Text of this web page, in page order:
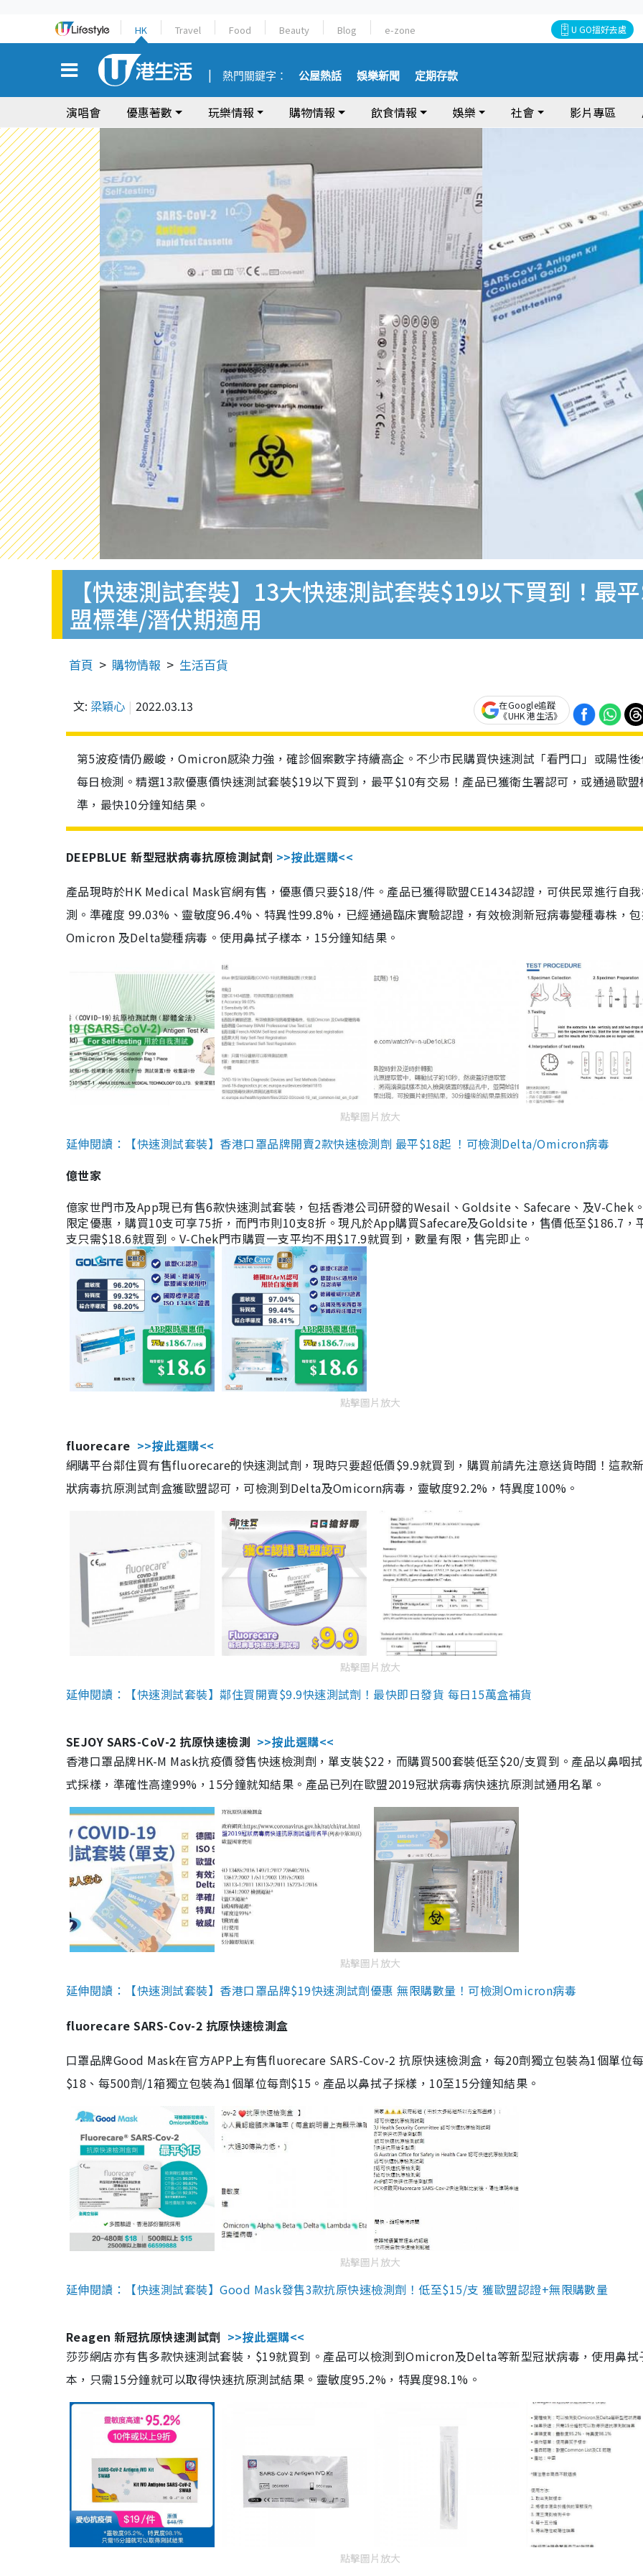
HK Travel Food Beauty Blog e-zone U GO搵好去處
熱門關鍵字： 公屋熱話 娛樂新聞 定期存款
演唱會 優惠著數 玩樂情報 購物情報 飲食情報 娛樂 社會 影片專區
【快速測試套裝】13大快速測試套裝$19以下買到！最
盟標準/潛伏期適用
首頁 購物情報 生活百貨
文: 梁穎心 2022.03.13
在Google追蹤
《UHK 港生活》
第5波疫情仍嚴峻，Omicron感染力強，確診個案數字持續高企。不少市民購買快速測試「看門口」或陽性
每日檢測。精選13款優惠價快速測試套裝$19以下買到，最平$10有交易！產品已獲衛生署認可，或通過歐盟
準，最快10分鐘知結果。
DEEPBLUE 新型冠狀病毒抗原檢測試劑 >>按此選購<<
產品現時於HK Medical Mask官網有售，優惠價只要$18/件。產品已獲得歐盟CE1434認證，可供民眾進行自
測。準確度 99.03%、靈敏度96.4%、特異性99.8%，已經通過臨床實驗認證，有效檢測新冠病毒變種毒株，
Omicron 及Delta變種病毒。使用鼻拭子樣本，15分鐘知結果。
點擊圖片放大
延伸閱讀：【快速測試套裝】香港口罩品牌開賣2款快速檢測劑 最平$18起 ！可檢測Delta/Omicron病毒
億世家
億家世門市及App現已有售6款快速測試套裝，包括香港公司研發的Wesail、Goldsite、Safecare、及V-Chek
限定優惠，購買10支可享75折，而門市則10支8折。現凡於App購買Safecare及Goldsite，售價低至$186.7，
支只需$18.6就買到。V-Chek門市購買一支平均不用$17.9就買到，數量有限，售完即止。
點擊圖片放大
fluorecare >>按此選購<<
網購平台鄰住買有售fluorecare的快速測試劑，現時只要超低價$9.9就買到，購買前請先注意送貨時間！這款
狀病毒抗原測試劑盒獲歐盟認可，可檢測到Delta及Omicorn病毒，靈敏度92.2%，特異度100%。
點擊圖片放大
延伸閱讀：【快速測試套裝】鄰住買開賣$9.9快速測試劑！最快即日發貨 每日15萬盒補貨
SEJOY SARS-CoV-2 抗原快速檢測 >>按此選購<<
香港口罩品牌HK-M Mask抗疫價發售快速檢測劑，單支裝$22，而購買500套裝低至$20/支買到。產品以鼻咽
式採樣，準確性高達99%，15分鐘就知結果。產品已列在歐盟2019冠狀病毒病快速抗原測試通用名單。
點擊圖片放大
延伸閱讀：【快速測試套裝】香港口罩品牌$19快速測試劑優惠 無限購數量！可檢測Omicron病毒
fluorecare SARS-Cov-2 抗原快速檢測盒
口罩品牌Good Mask在官方APP上有售fluorecare SARS-Cov-2 抗原快速檢測盒，每20劑獨立包裝為1個單位
$18、每500劑/1箱獨立包裝為1個單位每劑$15。產品以鼻拭子採樣，10至15分鐘知結果。
點擊圖片放大
延伸閱讀：【快速測試套裝】Good Mask發售3款抗原快速檢測劑！低至$15/支 獲歐盟認證+無限購數量
Reagen 新冠抗原快速測試劑 >>按此選購<<
莎莎網店亦有售多款快速測試套裝，$19就買到。產品可以檢測到Omicron及Delta等新型冠狀病毒，使用鼻拭
本，只需15分鐘就可以取得快速抗原測試結果。靈敏度95.2%，特異度98.1%。
點擊圖片放大